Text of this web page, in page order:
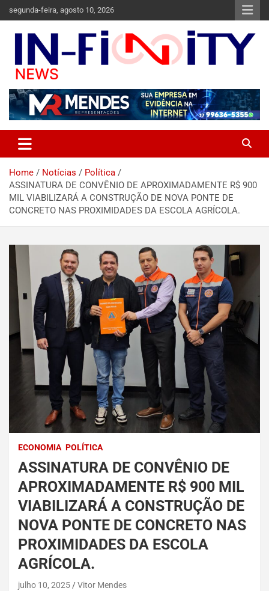
segunda-feira, agosto 10, 2026
in-finitynews.com
você às informações mais importantes de Jales e região.
Home Notícias
Política
ASSINATURA DE CONVÊNIO DE APROXIMADAMENTE R$ 900
MIL VIABILIZARÁ A CONSTRUÇÃO DE NOVA PONTE DE
CONCRETO NAS PROXIMIDADES DA ESCOLA AGRÍCOLA.
ECONOMIA POLÍTICA
ASSINATURA DE CONVÊNIO DE
APROXIMADAMENTE R$ 900 MIL
VIABILIZARÁ A CONSTRUÇÃO DE
NOVA PONTE DE CONCRETO NAS
PROXIMIDADES DA ESCOLA
AGRÍCOLA.
julho 10, 2025 Vitor Mendes